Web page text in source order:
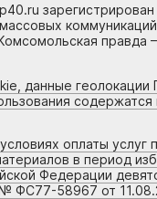
правда –
данные
оплаты
в период
Федерации
ФС77-58967 от